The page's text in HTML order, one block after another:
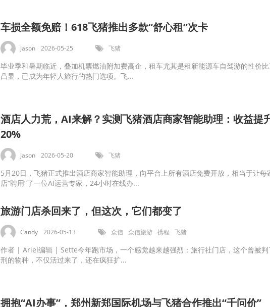
车损全额免赔！618飞猪推出多款“舒心租”次卡
Jason 2026-05-25 飞猪
毕业季和暑期临近，叠加机票燃油附加费高企，租车尤其是租新能源车自驾游的性价
凸显，已成为年轻人旅行的热门选项。飞...
酒店人力荒，AI来解？实测飞猪酒店商家智能助理：收益提
20%
Jason 2026-05-20 飞猪
5月20日，飞猪正式推出酒店商家智能助理，向平台上所有酒店免费开放，相当于让每
店“聘用”了一位AI运营专家，24小时在线办...
旅游门店杀回来了，但这次，它们都变了
Candy 2026-05-13 众信 众信旅游 携程 飞猪
作者 | Ariel编辑 | Sette今年跑市场，一个感觉越来越强烈：旅行社门店，这个曾被判
刑的物种，不仅活过来了，还在疯狂扩...
拥抱“AI办事”，郑州新郑国际机场与飞猪合作推出“千问价”